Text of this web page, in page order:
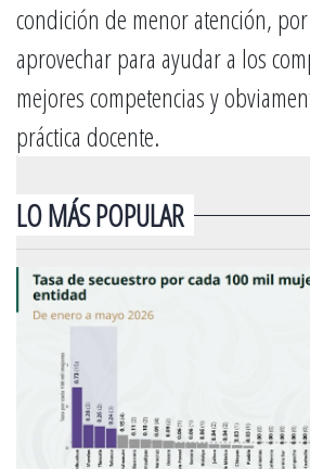
condición de menor atención,
aprovechar para ayudar a los
mejores competencias y
práctica docente.
LO MÁS POPULAR